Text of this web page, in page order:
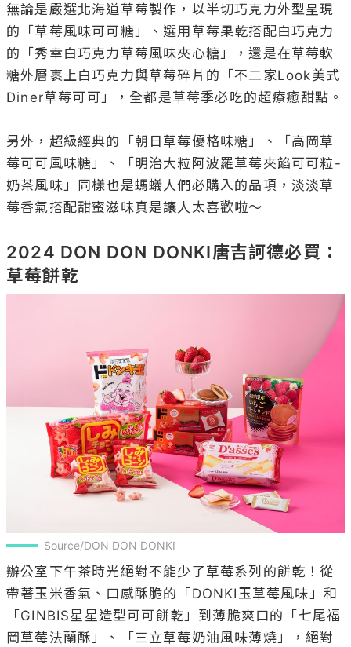
無論是嚴選北海道草莓製作，以半切巧克力外型呈現
的「草莓風味可可糖」、選用草莓果乾搭配白巧克力
的「秀幸白巧克力草莓風味夾心糖」，還是在草莓軟
糖外層裹上白巧克力與草莓碎片的「不二家Look美式
Diner草莓可可」，全都是草莓季必吃的超療癒甜點。
另外，超級經典的「朝日草莓優格味糖」、「高岡草
莓可可風味糖」、「明治大粒阿波羅草莓夾餡可可粒-
奶茶風味」同樣也是螞蟻人們必購入的品項，淡淡草
莓香氣搭配甜蜜滋味真是讓人太喜歡啦～
2024 DON DON DONKI唐吉訶德必買：
草莓餅乾
Source/DON DON DONKI
辦公室下午茶時光絕對不能少了草莓系列的餅乾！從
帶著玉米香氣、口感酥脆的「DONKI玉草莓風味」和
「GINBIS星星造型可可餅乾」到薄脆爽口的「七尾福
岡草莓法蘭酥」、「三立草莓奶油風味薄燒」，絕對